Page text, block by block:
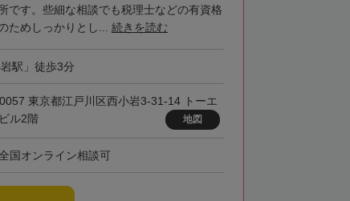
です。些細な相談でも税理士などの有資格
ためしっかりとし... 続きを読む
駅」徒歩3分
東京都江戸川区西小岩3-31-14 トーエ
ル2階
地図
国オンライン相談可